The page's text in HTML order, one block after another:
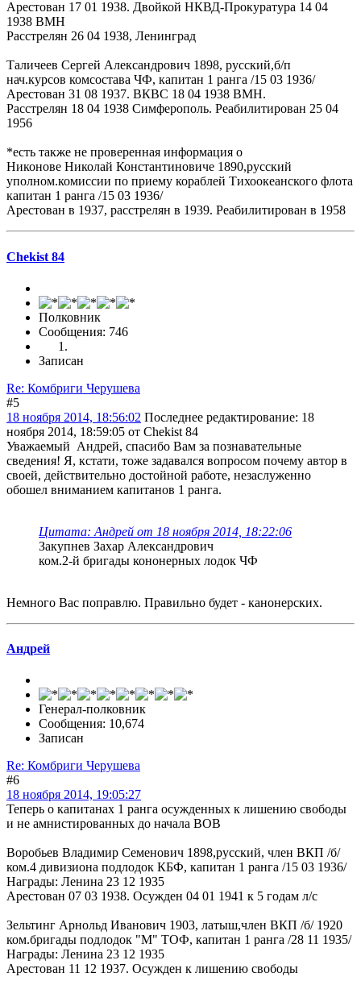
Арестован 17 01 1938. Двойкой НКВД-Прокуратура 14 04
1938 ВМН
Расстрелян 26 04 1938, Ленинград
Таличеев Сергей Александрович 1898, русский,б/п
нач.курсов комсостава ЧФ, капитан 1 ранга /15 03 1936/
Арестован 31 08 1937. ВКВС 18 04 1938 ВМН.
Расстрелян 18 04 1938 Симферополь. Реабилитирован 25 04
1956
*есть также не проверенная информация о
Никонове Николай Константиновиче 1890,русский
уполном.комиссии по приему кораблей Тихоокеанского флота
капитан 1 ранга /15 03 1936/
Арестован в 1937, расстрелян в 1939. Реабилитирован в 1958
Chekist 84
Полковник
Сообщения: 746
Записан
Re: Комбриги Черушева
#5
18 ноября 2014, 18:56:02 Последнее редактирование: 18
ноября 2014, 18:59:05 от Chekist 84
Уважаемый Андрей, спасибо Вам за познавательные
сведения! Я, кстати, тоже задавался вопросом почему автор в
своей, действительно достойной работе, незаслуженно
обошел вниманием капитанов 1 ранга.
Цитата: Андрей от 18 ноября 2014, 18:22:06
Закупнев Захар Александрович
ком.2-й бригады кононерных лодок ЧФ
Немного Вас поправлю. Правильно будет - канонерских.
Андрей
Генерал-полковник
Сообщения: 10,674
Записан
Re: Комбриги Черушева
#6
18 ноября 2014, 19:05:27
Теперь о капитанах 1 ранга осужденных к лишению свободы
и не амнистированных до начала ВОВ
Воробьев Владимир Семенович 1898,русский, член ВКП /б/
ком.4 дивизиона подлодок КБФ, капитан 1 ранга /15 03 1936/
Награды: Ленина 23 12 1935
Арестован 07 03 1938. Осужден 04 01 1941 к 5 годам л/с
Зельтинг Арнольд Иванович 1903, латыш,член ВКП /б/ 1920
ком.бригады подлодок "М" ТОФ, капитан 1 ранга /28 11 1935/
Награды: Ленина 23 12 1935
Арестован 11 12 1937. Осужден к лишению свободы